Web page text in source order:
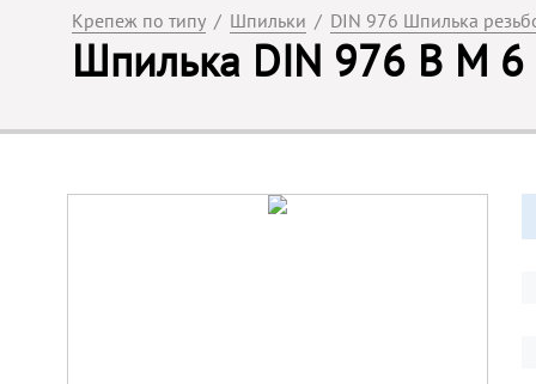
Крепеж по типу / Шпильки / DIN 976 Шпилька
Шпилька DIN 976 B M